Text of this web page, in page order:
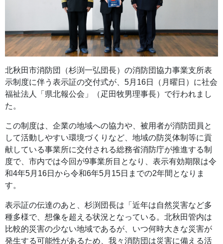
北秋田市消防団（杉渕一弘団長）の消防団協力事業支所表
示制度に伴う表示証の交付式が、5月16日（月曜日）に社会
福祉法人「県北報公会」（疋田牧男理事長）で行われまし
た。
この制度は、企業の地域への協力や、被用者が消防団員と
して活動しやすい環境づくりなど、地域の防災体制等に貢
献している事業所に交付される総務省消防庁が推進する制
度で、市内では今回が9事業所目となり、表示有効期限は令
和4年5月16日から令和6年5月15日までの2年間となりま
す。
表示証の伝達のあと、杉渕団長は「近年は自然災害など多
種多様で、想像を超える状況となっている。北秋田管内は
比較的災害の少ない地域であるが、いつ何時大きな災害が
発生する可能性があるため、我々消防団は災害に備える活